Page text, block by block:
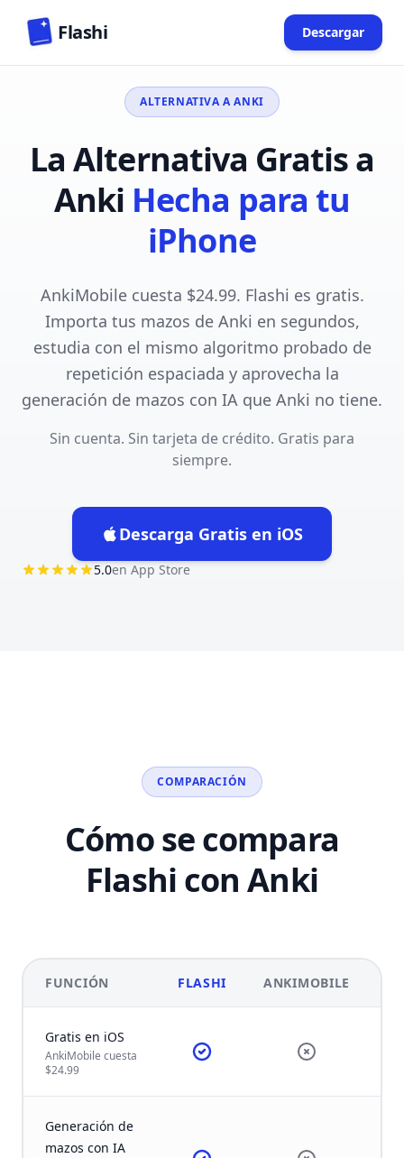
Flashi Descargar
(opens in
ALTERNATIVA A ANKI
La Alternativa Gratis a
Anki Hecha para tu
iPhone
AnkiMobile cuesta $24.99. Flashi es gratis.
Importa tus mazos de Anki en segundos,
estudia con el mismo algoritmo probado de
repetición espaciada y aprovecha la
generación de mazos con IA que Anki no tiene.
Sin cuenta. Sin tarjeta de crédito. Gratis para
siempre.
Descarga Gratis en iOS
(opens in new tab)
5.0en App Store
COMPARACIÓN
Cómo se compara
Flashi con Anki
FUNCIÓN FLASHI ANKIMOBILE
Gratis en iOS
AnkiMobile cuesta
$24.99
Generación de
mazos con IA